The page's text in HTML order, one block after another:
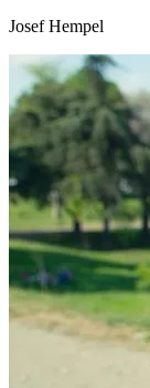
Josef Hempel